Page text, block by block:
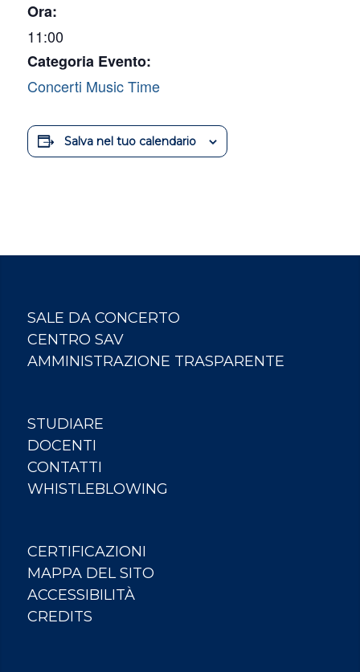
Ora:
11:00
Categoria Evento:
Concerti Music Time
Salva nel tuo calendario
SALE DA CONCERTO
CENTRO SAV
AMMINISTRAZIONE TRASPARENTE
STUDIARE
DOCENTI
CONTATTI
WHISTLEBLOWING
CERTIFICAZIONI
MAPPA DEL SITO
ACCESSIBILITÀ
CREDITS